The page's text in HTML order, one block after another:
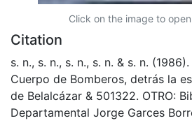
Click on the image to
Citation
s. n., s. n., s. n., s. n. & s. n.
Cuerpo de Bomberos, detrás la
de Belalcázar & 501322. OTRO:
Departamental Jorge Garces